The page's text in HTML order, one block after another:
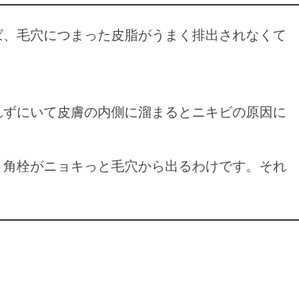
毛穴につまった皮脂がうまく排出されなくて
にいて皮膚の内側に溜まるとニキビの原因に
栓がニョキっと毛穴から出るわけです。それ